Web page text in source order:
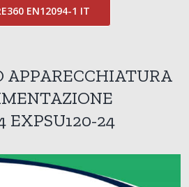
EN12094-1 IT
APPARECCHIATURA
EXPSU120-24